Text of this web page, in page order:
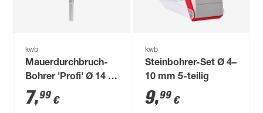
kwb
Mauerdurchbruch-
Bohrer 'Profi' Ø 14 x
200 mm
7,99 €
kwb
Steinbohrer-Set Ø 4–
10 mm 5-teilig
9,99 €